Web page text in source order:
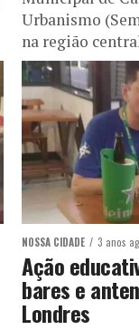
Urbanismo
na região
NOSSA CIDADE 3 anos
Ação
bares e
Londres